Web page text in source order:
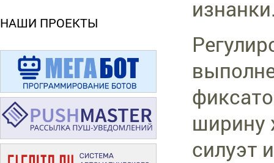
НАШИ ПРОЕКТЫ
ширину
силуэт